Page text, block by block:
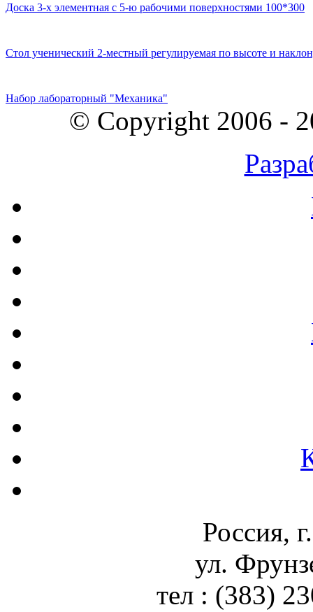
Доска 3-х элементная с 5-ю рабочими поверхностями 100*300
Стол ученический 2-местный регулируемая по высоте и
Набор лабораторный "Механика"
© Copyright 2006 -
Россия,
ул.
тел : (383)